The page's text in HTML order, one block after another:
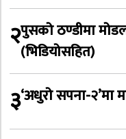
२पुसको ठण्डीमा
(भिडियोसहित)
३‘अधुरो सपना-२’मा